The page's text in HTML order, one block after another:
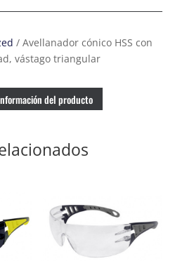
/ Avellanador cónico HSS con
vástago triangular
del producto